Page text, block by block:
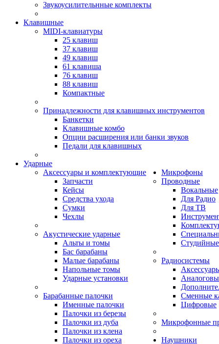
Звукоусилительнные комплекты
Клавишные
MIDI-клавиатуры
25 клавиш
37 клавиш
49 клавиш
61 клавиша
76 клавиш
88 клавиш
Компактные
Принадлежности для клавишных инструментов
Банкетки
Клавишные комбо
Опции расширения или банки звуков
Педали для клавишных
Ударные
Аксессуары и комплектующие
Запчасти
Кейсы
Средства ухода
Сумки
Чехлы
Акустические ударные
Альты и томы
Бас барабаны
Малые барабаны
Напольные томы
Ударные установки
Барабанные палочки
Именные палочки
Палочки из березы
Палочки из дуба
Палочки из клена
Палочки из ореха
Микрофоны
Проводные
Вокальные
Для Радио
Для ТВ
Студийные
Радиосистемы
Сменные
Цифровые
Микрофонные
Наушники